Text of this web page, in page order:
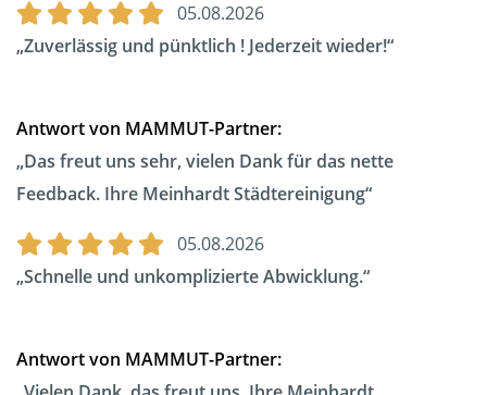
05.08.2026
Zuverlässig und pünktlich ! Jederzeit wieder!
Antwort von MAMMUT-Partner:
Das freut uns sehr, vielen Dank für das nette
Feedback. Ihre Meinhardt Städtereinigung
05.08.2026
Schnelle und unkomplizierte Abwicklung.
Antwort von MAMMUT-Partner: